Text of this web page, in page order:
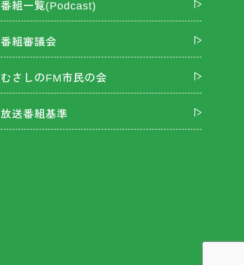
番組一覧(Podcast)
番組審議会
むさしのFM市民の会
放送番組基準